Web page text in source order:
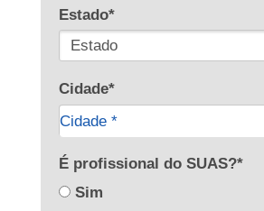
Estado*
Cidade*
Cidade *
Cidade*
Cidade*
É profissional do SUAS?*
Sim